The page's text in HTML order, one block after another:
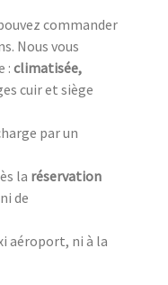
commander
Nous vous
: climatisée,
cuir et siège
par un
la réservation
de
aéroport, ni à la